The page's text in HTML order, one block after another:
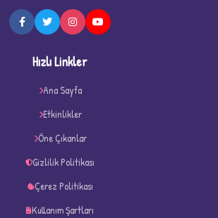
Hızlı Linkler
Ana Sayfa
Etkinlikler
Öne Çıkanlar
Gizlilik Politikası
Çerez Politikası
Kullanım Şartları